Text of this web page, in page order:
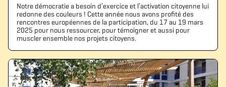
Notre démocratie a besoin d’exercice et l’activation citoyenne lui
redonne des couleurs ! Cette année nous avons profité des
rencontres européennes de la participation, du 17 au 19 mars
2025 pour nous ressourcer, pour témoigner et aussi pour
muscler ensemble nos projets citoyens.